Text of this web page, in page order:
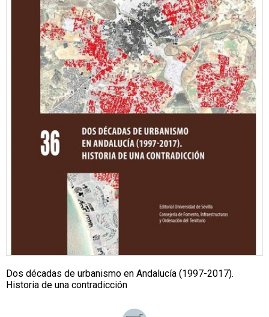
Dos décadas de urbanismo en Andalucía (1997-2017).
Historia de una contradicción